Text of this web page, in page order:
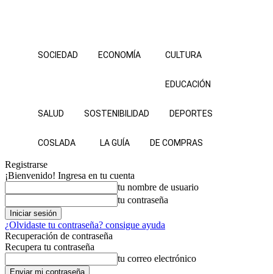
SOCIEDAD ECONOMÍA CULTURA
EDUCACIÓN
SALUD SOSTENIBILIDAD DEPORTES
COSLADA LA GUÍA DE COMPRAS
Registrarse
¡Bienvenido! Ingresa en tu cuenta
tu nombre de usuario
tu contraseña
¿Olvidaste tu contraseña? consigue ayuda
Recuperación de contraseña
Recupera tu contraseña
tu correo electrónico